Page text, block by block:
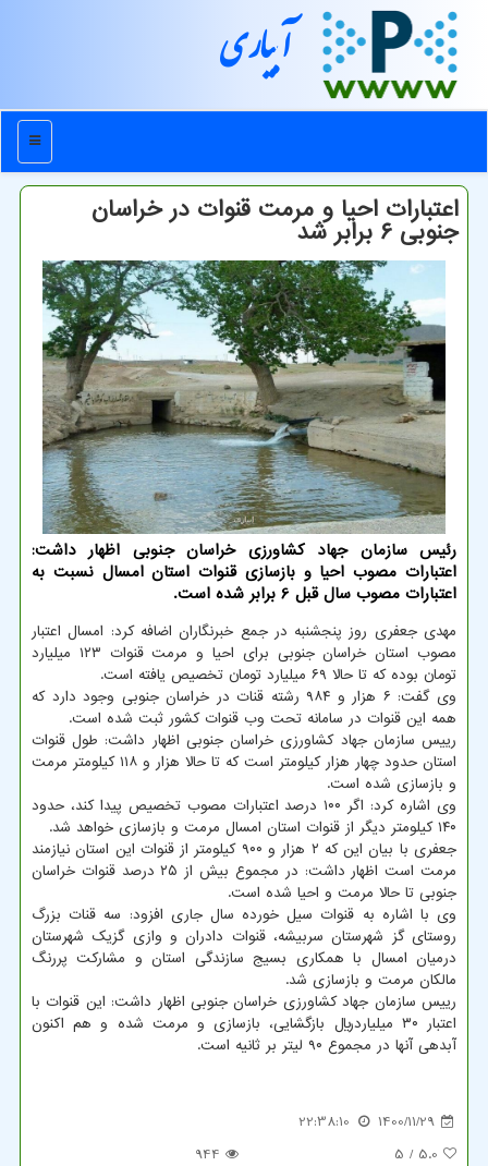
آبیاری
منو
اعتبارات احیا و مرمت قنوات در خراسان
جنوبی ۶ برابر شد
رئیس سازمان جهاد کشاورزی خراسان جنوبی اظهار داشت:
اعتبارات مصوب احیا و بازسازی قنوات استان امسال نسبت به
اعتبارات مصوب سال قبل 6 برابر شده است.
مهدی جعفری روز پنجشنبه در جمع خبرنگاران اضافه کرد: امسال اعتبار
مصوب استان خراسان جنوبی برای احیا و مرمت قنوات ۱۲۳ میلیارد
تومان بوده که تا حالا ۶۹ میلیارد تومان تخصیص یافته است.
وی گفت: ۶ هزار و ۹۸۴ رشته قنات در خراسان جنوبی وجود دارد که
همه این قنوات در سامانه تحت وب قنوات کشور ثبت شده است.
رییس سازمان جهاد کشاورزی خراسان جنوبی اظهار داشت: طول قنوات
استان حدود چهار هزار کیلومتر است که تا حالا هزار و ۱۱۸ کیلومتر مرمت
و بازسازی شده است.
وی اشاره کرد: اگر ۱۰۰ درصد اعتبارات مصوب تخصیص پیدا کند، حدود
۱۴۰ کیلومتر دیگر از قنوات استان امسال مرمت و بازسازی خواهد شد.
جعفری با بیان این که ۲ هزار و ۹۰۰ کیلومتر از قنوات این استان نیازمند
مرمت است اظهار داشت: در مجموع بیش از ۲۵ درصد قنوات خراسان
جنوبی تا حالا مرمت و احیا شده است.
وی با اشاره به قنوات سیل خورده سال جاری افزود: سه قنات بزرگ
روستای گز شهرستان سربیشه، قنوات دادران و وازی گزیک شهرستان
درمیان امسال با همکاری بسیج سازندگی استان و مشارکت پررنگ
مالکان مرمت و بازسازی شد.
رییس سازمان جهاد کشاورزی خراسان جنوبی اظهار داشت: این قنوات با
اعتبار ۳۰ میلیاردریال بازگشایی، بازسازی و مرمت شده و هم اکنون
آبدهی آنها در مجموع ۹۰ لیتر بر ثانیه است.
1400/11/29
22:38:10
5.0
/ 5
944